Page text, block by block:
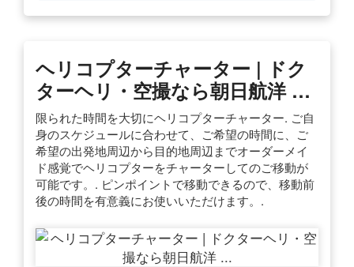
ヘリコプターチャーター | ドク
ターヘリ・空撮なら朝日航洋 …
限られた時間を大切にヘリコプターチャーター. ご自
身のスケジュールに合わせて、ご希望の時間に、ご
希望の出発地周辺から目的地周辺までオーダーメイ
ド感覚でヘリコプターをチャーターしてのご移動が
可能です。. ピンポイントで移動できるので、移動前
後の時間を有意義にお使いいただけます。.